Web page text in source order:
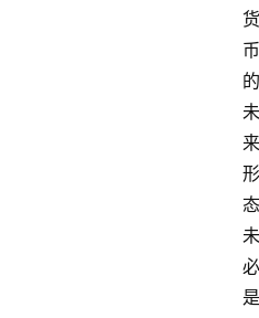
货
币
的
未
来
形
态
未
必
是